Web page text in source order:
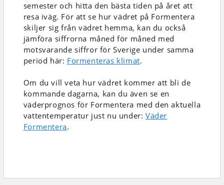
semester och hitta den bästa tiden på året att
resa iväg. För att se hur vädret på Formentera
skiljer sig från vädret hemma, kan du också
jämföra siffrorna måned för måned med
motsvarande siffror för Sverige under samma
period här: Formenteras klimat.
Om du vill veta hur vädret kommer att bli de
kommande dagarna, kan du även se en
väderprognos för Formentera med den aktuella
vattentemperatur just nu under:Väder
Formentera.